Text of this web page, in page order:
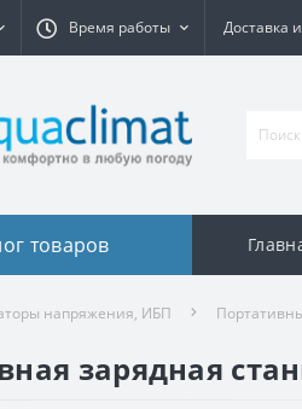
Время работы Доставка
товаров
напряжения, ИБП
зарядная